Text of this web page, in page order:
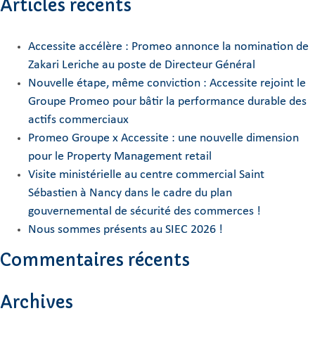
Articles récents
Accessite accélère : Promeo annonce la nomination de
Zakari Leriche au poste de Directeur Général
Nouvelle étape, même conviction : Accessite rejoint le
Groupe Promeo pour bâtir la performance durable des
actifs commerciaux
Promeo Groupe x Accessite : une nouvelle dimension
pour le Property Management retail
Visite ministérielle au centre commercial Saint
Sébastien à Nancy dans le cadre du plan
gouvernemental de sécurité des commerces !
Nous sommes présents au SIEC 2026 !
Commentaires récents
Archives